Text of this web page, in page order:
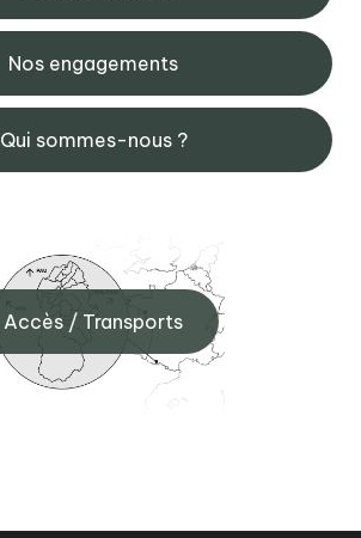
Nos engagements
Qui sommes-nous ?
Accès / Transports